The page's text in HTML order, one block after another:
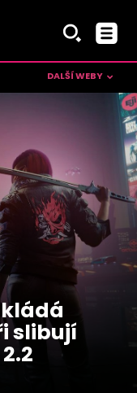
DALŠÍ WEBY
slibují